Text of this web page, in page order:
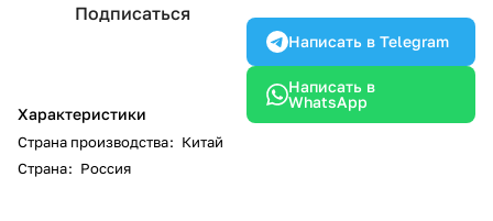
Подписаться
Характеристики
Страна производства: Китай
Страна: Россия
Написать в Telegram
Написать в
WhatsApp